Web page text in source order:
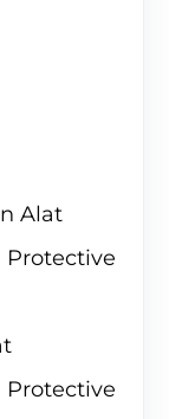
Alat
Protective
Protective